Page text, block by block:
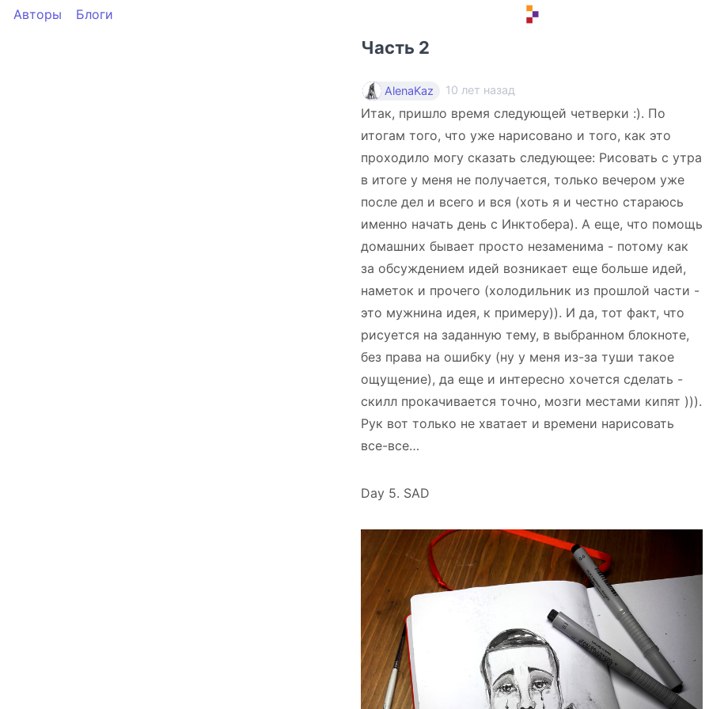
Авторы Блоги
Часть 2
AlenaKaz 10 лет назад
Итак, пришло время следующей четверки :). По
итогам того, что уже нарисовано и того, как это
проходило могу сказать следующее: Рисовать с утра
в итоге у меня не получается, только вечером уже
после дел и всего и вся (хоть я и честно стараюсь
именно начать день с Инктобера). А еще, что помощь
домашних бывает просто незаменима - потому как
за обсуждением идей возникает еще больше идей,
наметок и прочего (холодильник из прошлой части -
это мужнина идея, к примеру)). И да, тот факт, что
рисуется на заданную тему, в выбранном блокноте,
без права на ошибку (ну у меня из-за туши такое
ощущение), да еще и интересно хочется сделать -
скилл прокачивается точно, мозги местами кипят ))).
Рук вот только не хватает и времени нарисовать
все-все…
Day 5. SAD